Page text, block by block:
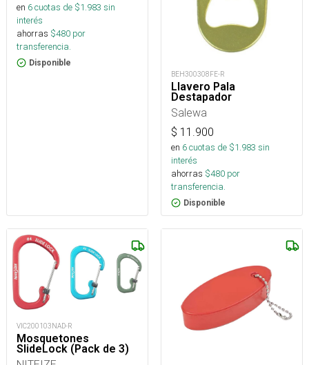
en 6cuotas de $1.983 sin
interés
ahorras $480 por
transferencia.
Disponible
BEH300308FE-R
Llavero Pala
Destapador
Salewa
$ 11.900
en 6cuotas de $1.983 sin
interés
ahorras $480 por
transferencia.
Disponible
VIC200103NAD-R
Mosquetones
SlideLock (Pack de 3)